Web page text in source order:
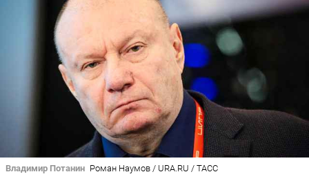
Владимир Потанин Роман Наумов / URA.RU / ТАСС